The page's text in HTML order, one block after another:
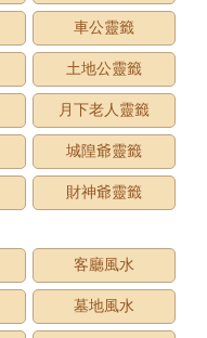
車公靈籤
土地公靈籤
月下老人靈籤
城隍爺靈籤
財神爺靈籤
客廳風水
墓地風水